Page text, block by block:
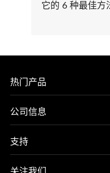
它的 6 种最佳方
热门产品
公司信息
支持